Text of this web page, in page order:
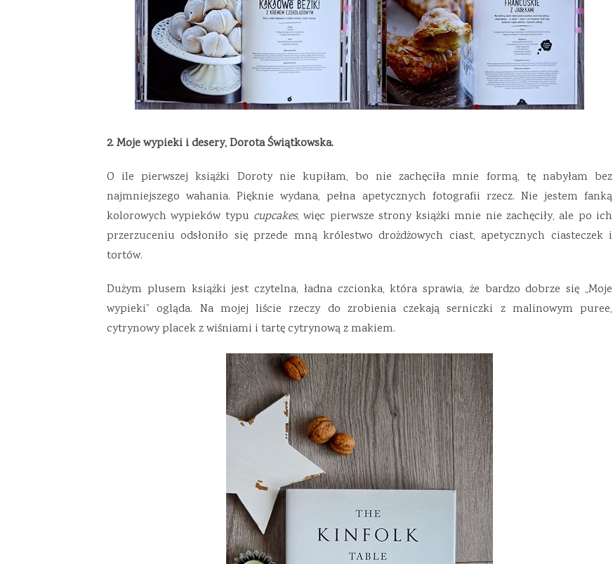
2. Moje wypieki i desery, Dorota Świątkowska.
O ile pierwszej książki Doroty nie kupiłam, bo nie zachęciła mnie formą, tę nabyłam bez
najmniejszego wahania. Pięknie wydana, pełna apetycznych fotografii rzecz. Nie jestem fanką
kolorowych wypieków typu cupcakes, więc pierwsze strony książki mnie nie zachęciły, ale po ich
przerzuceniu odsłoniło się przede mną królestwo drożdżowych ciast, apetycznych ciasteczek i
tortów.
Dużym plusem książki jest czytelna, ładna czcionka, która sprawia, że bardzo dobrze się „Moje
wypieki” ogląda. Na mojej liście rzeczy do zrobienia czekają serniczki z malinowym puree,
cytrynowy placek z wiśniami i tartę cytrynową z makiem.